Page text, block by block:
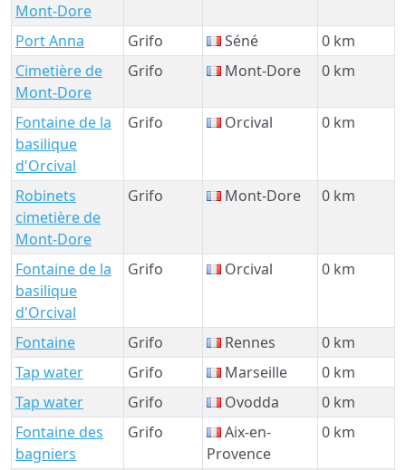
Mont-Dore
Port Anna Grifo Séné
0 km
Cimetière de
Mont-Dore
Grifo Mont-Dore 0 km
Fontaine de la
basilique
d'Orcival
Grifo Orcival 0 km
Robinets
cimetière de
Mont-Dore
Grifo Mont-Dore 0 km
Fontaine de la
basilique
d'Orcival
Grifo Orcival 0 km
Fontaine Grifo Rennes
0 km
Tap water
Grifo Marseille
0 km
Tap water
Grifo Ovodda
0 km
Fontaine des
bagniers
Grifo
Aix-en-
Provence
0 km